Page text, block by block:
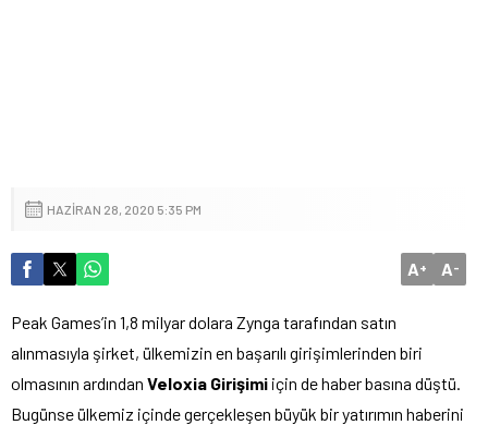
HAZIRAN 28, 2020 5:35 PM
A+ A-
Peak Games’in 1,8 milyar dolara Zynga tarafından satın
alınmasıyla şirket, ülkemizin en başarılı girişimlerinden biri
olmasının ardından Veloxia Girişimi için de haber basına düştü.
Bugünse ülkemiz içinde gerçekleşen büyük bir yatırımın haberini